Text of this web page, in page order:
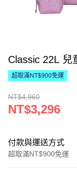
Classic 22L 兒
超取滿NT$900免運
NT$4,960
NT$3,296
付款與運送方式
超取滿NT$900免運